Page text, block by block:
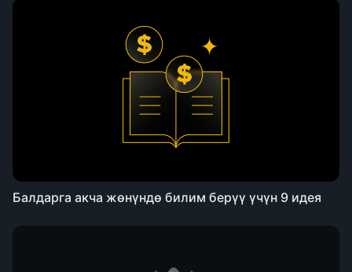
Балдарга акча жөнүндө билим берүү үчүн 9 идея